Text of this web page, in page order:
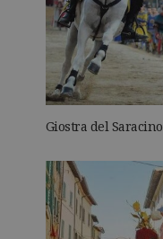
Giostra del Saracino